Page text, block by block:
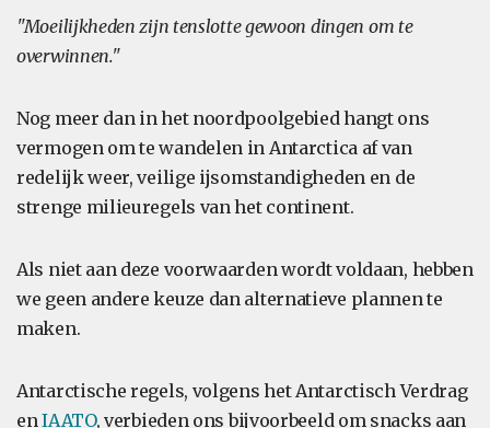
"Moeilijkheden zijn tenslotte gewoon dingen om te
overwinnen."
Nog meer dan in het noordpoolgebied hangt ons
vermogen om te wandelen in Antarctica af van
redelijk weer, veilige ijsomstandigheden en de
strenge milieuregels van het continent.
Als niet aan deze voorwaarden wordt voldaan, hebben
we geen andere keuze dan alternatieve plannen te
maken.
Antarctische regels, volgens het Antarctisch Verdrag
enIAATO, verbieden ons bijvoorbeeld om snacks aan